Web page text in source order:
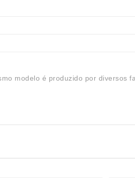
modelo é produzido por diversos